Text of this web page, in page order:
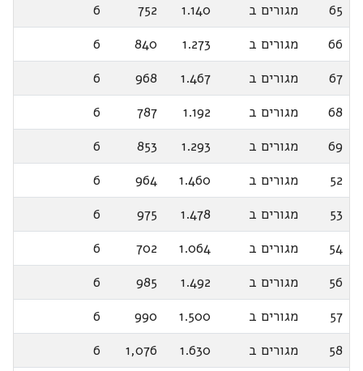
65
מגורים ב 1.140
752
6
66
מגורים ב 1.273
840
6
67
מגורים ב 1.467
968
6
68
מגורים ב 1.192
787
6
69
מגורים ב 1.293
853
6
52
מגורים ב 1.460
964
6
53
מגורים ב 1.478
975
6
54
מגורים ב 1.064
702
6
56
מגורים ב 1.492
985
6
57
מגורים ב 1.500
990
6
58
מגורים ב 1.630
1,076
6